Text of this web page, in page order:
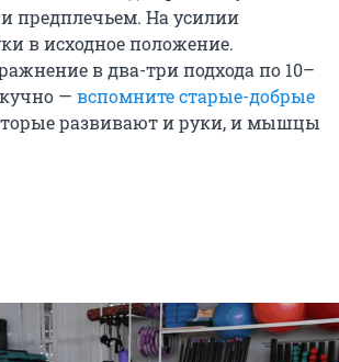
предплечьем. На усилии
в исходное положение.
в два-три подхода по 10–
— вспомните старые-добрые
развивают и руки, и мышцы